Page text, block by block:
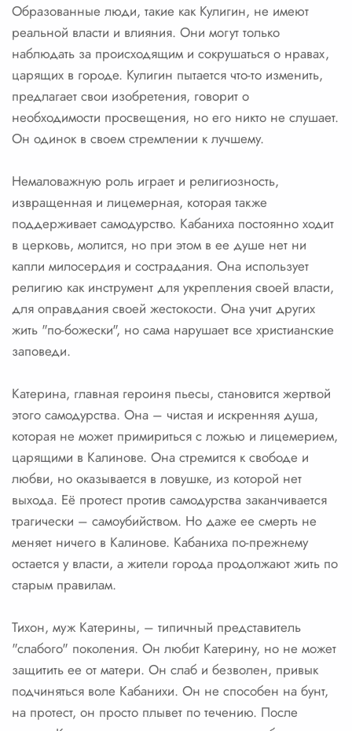
Образованные люди, такие как Кулигин, не имеют
реальной власти и влияния. Они могут только
наблюдать за происходящим и сокрушаться о нравах,
царящих в городе. Кулигин пытается что-то изменить,
предлагает свои изобретения, говорит о
необходимости просвещения, но его никто не слушает.
Он одинок в своем стремлении к лучшему.
Немаловажную роль играет и религиозность,
извращенная и лицемерная, которая также
поддерживает самодурство. Кабаниха постоянно ходит
в церковь, молится, но при этом в ее душе нет ни
капли милосердия и сострадания. Она использует
религию как инструмент для укрепления своей власти,
для оправдания своей жестокости. Она учит других
жить "по-божески", но сама нарушает все христианские
заповеди.
Катерина, главная героиня пьесы, становится жертвой
этого самодурства. Она – чистая и искренняя душа,
которая не может примириться с ложью и лицемерием,
царящими в Калинове. Она стремится к свободе и
любви, но оказывается в ловушке, из которой нет
выхода. Её протест против самодурства заканчивается
трагически – самоубийством. Но даже ее смерть не
меняет ничего в Калинове. Кабаниха по-прежнему
остается у власти, а жители города продолжают жить по
старым правилам.
Тихон, муж Катерины, – типичный представитель
"слабого" поколения. Он любит Катерину, но не может
защитить ее от матери. Он слаб и безволен, привык
подчиняться воле Кабанихи. Он не способен на бунт,
на протест, он просто плывет по течению. После